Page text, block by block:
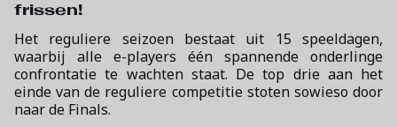
frissen!
Het reguliere seizoen bestaat uit 15 speeldagen,
waarbij alle e-players één spannende onderlinge
confrontatie te wachten staat. De top drie aan het
einde van de reguliere competitie stoten sowieso door
naar de Finals.